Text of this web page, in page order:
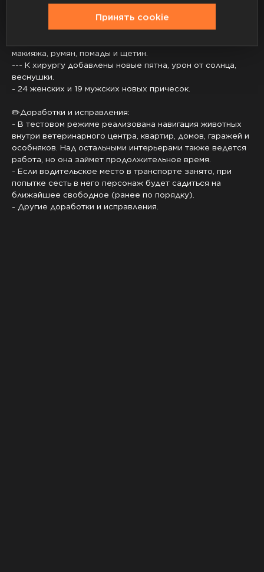
--- Для совместимых помад теперь можно указать второй
цвет, для получения градиента или альтернативных
эффектов.
макияжа, румян, помады и щетин.
--- К хирургу добавлены новые пятна, урон от солнца,
веснушки.
- 24 женских и 19 мужских новых причесок.
✏️Доработки и исправления:
- В тестовом режиме реализована навигация животных
внутри ветеринарного центра, квартир, домов, гаражей и
особняков. Над остальными интерьерами также ведется
работа, но она займет продолжительное время.
- Если водительское место в транспорте занято, при
попытке сесть в него персонаж будет садиться на
ближайшее свободное (ранее по порядку).
- Другие доработки и исправления.
Принять cookie